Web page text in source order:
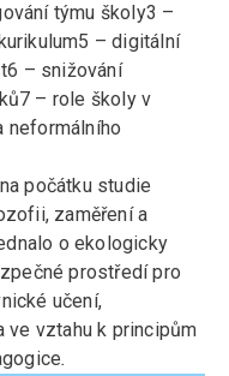
týmu školy3 –
5 – digitální
6 – snižování
7 – role školy v
neformálního
počátku studie
zaměření a
o ekologicky
prostředí pro
učení,
ve vztahu k principům
.